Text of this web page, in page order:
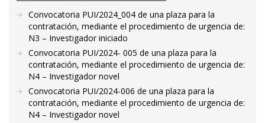
Convocatoria PUI/2024_004 de una plaza para la
contratación, mediante el procedimiento de urgencia de:
N3 – Investigador iniciado
Convocatoria PUI/2024- 005 de una plaza para la
contratación, mediante el procedimiento de urgencia de:
N4 – Investigador novel
Convocatoria PUI/2024-006 de una plaza para la
contratación, mediante el procedimiento de urgencia de:
N4 – Investigador novel